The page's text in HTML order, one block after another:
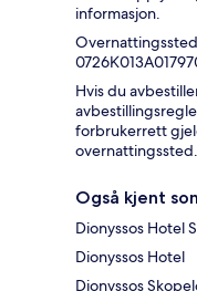
informasjon.
Hvis du
forbrukerrett
overnattingssted.
Også kjent
Dionyssos Hotel
Dionyssos Hotel
Dionyssos